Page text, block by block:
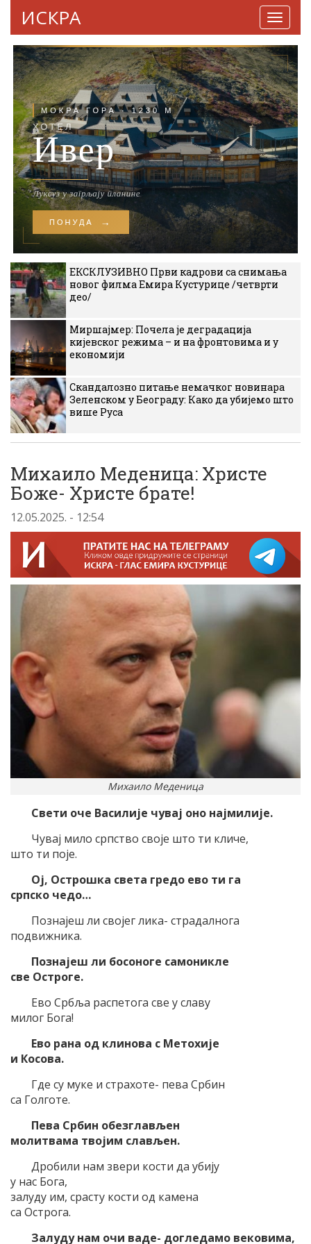
ИСКРА
ЕКСКЛУЗИВНО Први кадрови са снимања
новог филма Емира Кустурице /четврти
део/
Миршајмер: Почела је деградација
кијевског режима – и на фронтовима и у
економији
Скандалозно питање немачког новинара
Зеленском у Београду: Како да убијемо што
више Руса
Михаило Меденица: Христе
Боже- Христе брате!
12.05.2025. - 12:54
Михаило Меденица
Свети оче Василије чувај оно најмилије.
Чувај мило српство своје што ти кличе,
што ти поје.
Ој, Острошка света гредо ево ти га
српско чедо…
Познајеш ли својег лика- страдалнога
подвижника.
Познајеш ли босоноге самоникле
све Остроге.
Ево Србља распетога све у славу
милог Бога!
Ево рана од клинова с Метохије
и Косова.
Где су муке и страхоте- пева Србин
са Голготе.
Пева Србин обезглављен
молитвама твојим слављен.
Дробили нам звери кости да убију
у нас Бога,
залуду им, срасту кости од камена
са Острога.
Залуду нам очи ваде- догледамо вековима,